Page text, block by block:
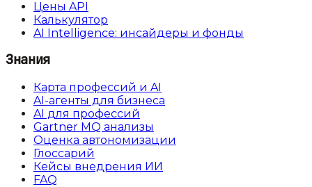
Цены API
Калькулятор
AI Intelligence: инсайдеры и фонды
Знания
Карта профессий и AI
AI-агенты для бизнеса
AI для профессий
Gartner MQ анализы
Оценка автономизации
Глоссарий
Кейсы внедрения ИИ
FAQ